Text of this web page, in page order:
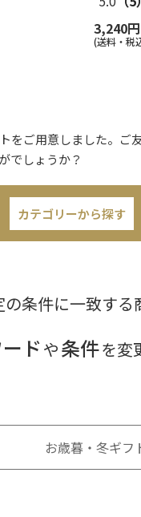
3,240円
(送料・税
をご用意しました。
でしょうか？
カテゴリーから探す
の条件に一致する
ドや条件を変
お歳暮・冬ギ